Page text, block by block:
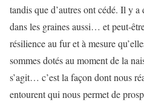
tandis que d’autres ont cédé. Il y
dans les graines aussi… et peut-
résilience au fur et à mesure
sommes dotés au moment de la
s’agit… c’est la façon dont nous
entourent qui nous permet de